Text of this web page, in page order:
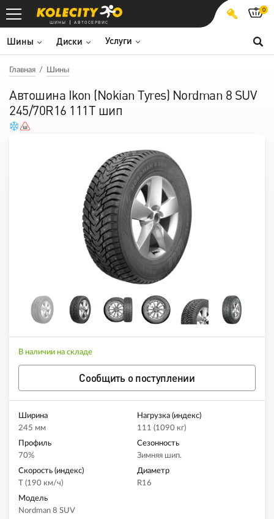
ШИНЫ АВТОСЕРВИС
Шины Диски Услуги
0
Главная Шины
Автошина Ikon (Nokian Tyres) Nordman 8 SUV
245/70R16 111T шип
В наличии на складе
Сообщить о поступлении
Ширина
245 мм
Нагрузка (индекс)
111 (1090 кг)
Профиль
70%
Сезонность
Зимняя шип.
Скорость (индекс)
T (190 км/ч)
Диаметр
R16
Модель
Nordman 8 SUV